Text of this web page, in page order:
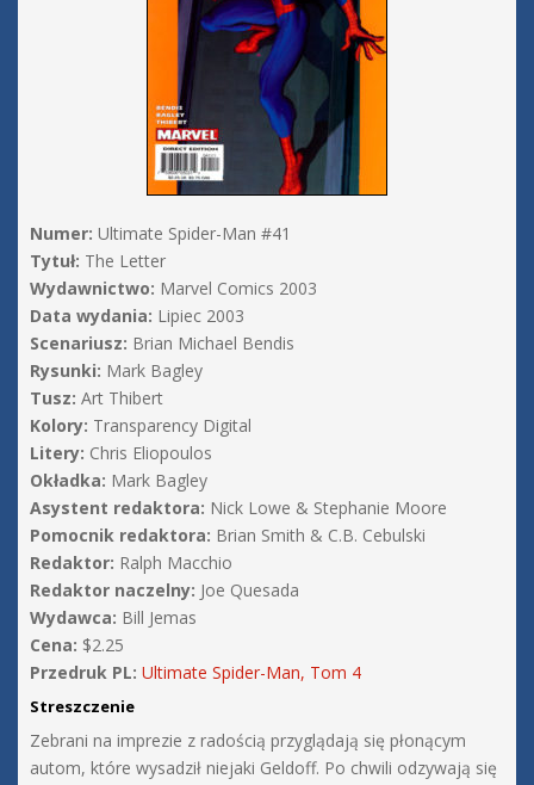
Numer: Ultimate Spider-Man #41
Tytuł: The Letter
Wydawnictwo: Marvel Comics 2003
Data wydania: Lipiec 2003
Scenariusz: Brian Michael Bendis
Rysunki: Mark Bagley
Tusz: Art Thibert
Kolory: Transparency Digital
Litery: Chris Eliopoulos
Okładka: Mark Bagley
Asystent redaktora: Nick Lowe & Stephanie Moore
Pomocnik redaktora: Brian Smith & C.B. Cebulski
Redaktor: Ralph Macchio
Redaktor naczelny: Joe Quesada
Wydawca: Bill Jemas
Cena: $2.25
Przedruk PL: Ultimate Spider-Man, Tom 4
Streszczenie
Zebrani na imprezie z radością przyglądają się płonącym
autom, które wysadził niejaki Geldoff. Po chwili odzywają się